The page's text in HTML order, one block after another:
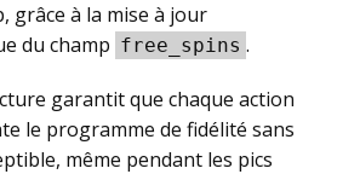
grâce à la mise à jour
du champ free_spins .
garantit que chaque action
le programme de fidélité sans
même pendant les pics